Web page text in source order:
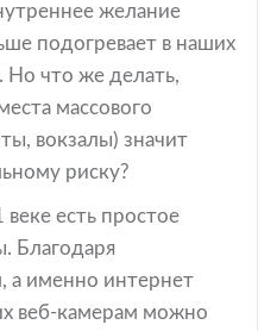
желание
подогревает в наших
Но что же делать,
массового
вокзалы) значит
риску?
есть простое
Благодаря
а именно интернет
веб-камерам можно